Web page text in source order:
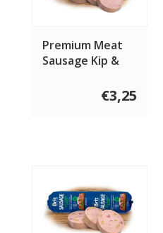
Premium Meat
Sausage Kip &
€3,25